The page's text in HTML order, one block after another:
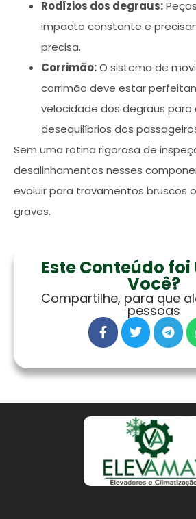
Rodízios dos degraus:
impacto constante e
precisa.
Corrimão:O sistema de
corrimão deve estar
velocidade dos degraus para
desequilíbrios dos
Sem uma rotina rigorosa de
desalinhamentos nesses
evoluir para travamentos bruscos
graves.
Este Conteúdo
Você?
Compartilhe, para que
pessoas